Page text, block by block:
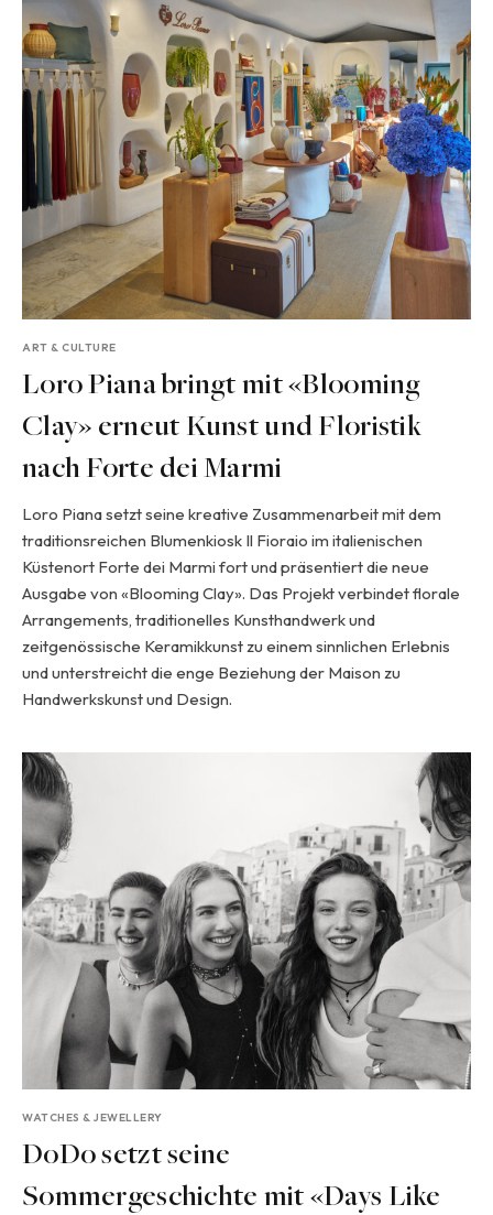
ART & CULTURE
Loro Piana bringt mit «Blooming
Clay» erneut Kunst und Floristik
nach Forte dei Marmi
Loro Piana setzt seine kreative Zusammenarbeit mit dem
traditionsreichen Blumenkiosk Il Fioraio im italienischen
Küstenort Forte dei Marmi fort und präsentiert die neue
Ausgabe von «Blooming Clay». Das Projekt verbindet florale
Arrangements, traditionelles Kunsthandwerk und
zeitgenössische Keramikkunst zu einem sinnlichen Erlebnis
und unterstreicht die enge Beziehung der Maison zu
Handwerkskunst und Design.
WATCHES & JEWELLERY
DoDo setzt seine
Sommergeschichte mit «Days Like